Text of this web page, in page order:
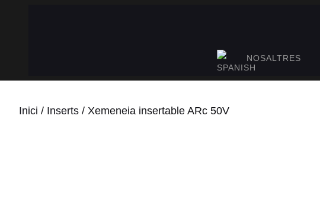
NOSALTRES
Inici / Inserts / Xemeneia insertable ARc 50V